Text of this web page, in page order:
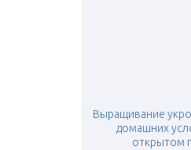
Выращивание
домашних
открытом